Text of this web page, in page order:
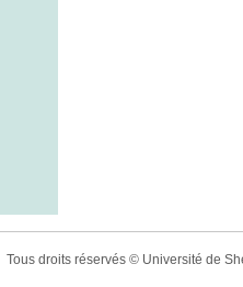
Tous droits réservés © Université de